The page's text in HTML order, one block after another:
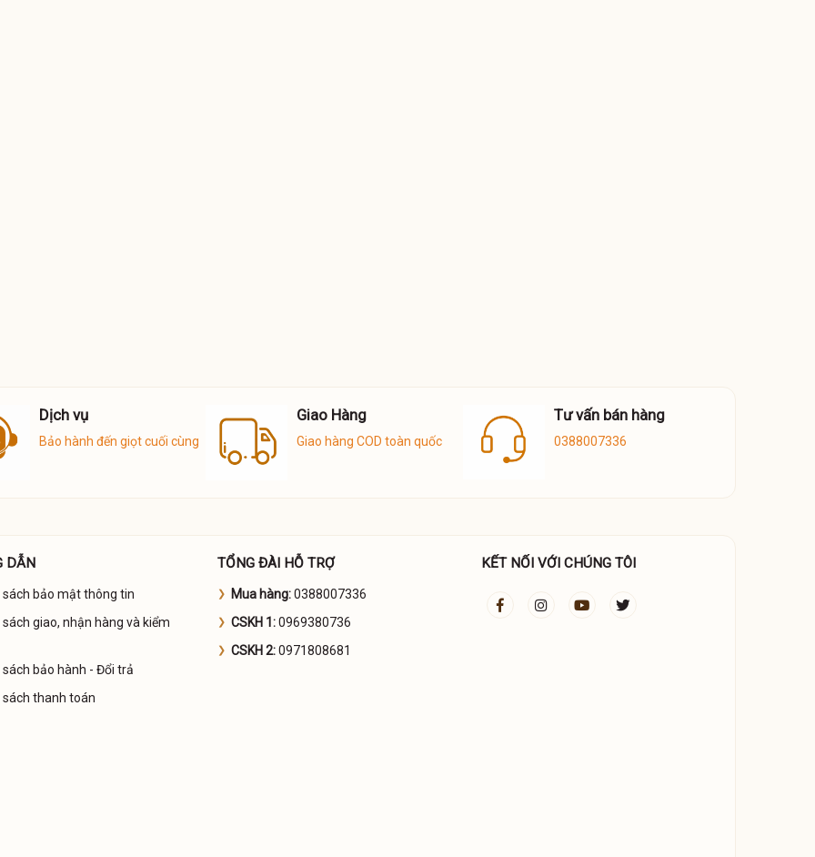
Dịch vụ
Bảo hành đến giọt cuối cùng
Giao Hàng
Giao hàng COD toàn quốc
Tư vấn bán hàng
0388007336
DẪN
sách bảo mật thông tin
sách giao, nhận hàng và kiểm
sách bảo hành - Đổi trả
sách thanh toán
TỔNG ĐÀI HỖ TRỢ
Mua hàng:0388007336
CSKH 1:0969380736
CSKH 2:0971808681
KẾT NỐI VỚI CHÚNG TÔI